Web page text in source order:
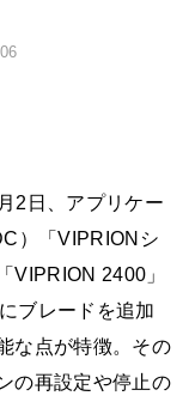
2日、アプリケー
）「VIPRIONシ
VIPRION 2400」
ブレードを追加
な点が特徴。その
の再設定や停止の